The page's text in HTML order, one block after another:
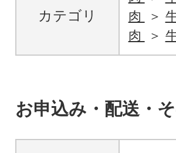
カテゴリ
肉
肉
お申込み・配送・